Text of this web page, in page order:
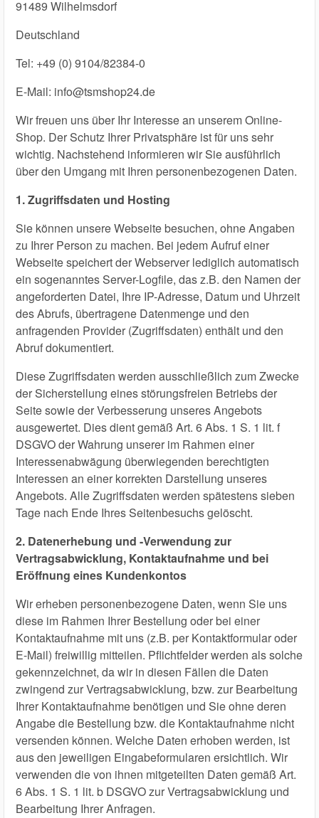
91489 Wilhelmsdorf
Deutschland
Tel: +49 (0) 9104/82384-0
E-Mail: info@tsmshop24.de
Wir freuen uns über Ihr Interesse an unserem Online-
Shop. Der Schutz Ihrer Privatsphäre ist für uns sehr
wichtig. Nachstehend informieren wir Sie ausführlich
über den Umgang mit Ihren personenbezogenen Daten.
1. Zugriffsdaten und Hosting
Sie können unsere Webseite besuchen, ohne Angaben
zu Ihrer Person zu machen. Bei jedem Aufruf einer
Webseite speichert der Webserver lediglich automatisch
ein sogenanntes Server-Logfile, das z.B. den Namen der
angeforderten Datei, Ihre IP-Adresse, Datum und Uhrzeit
des Abrufs, übertragene Datenmenge und den
anfragenden Provider (Zugriffsdaten) enthält und den
Abruf dokumentiert.
Diese Zugriffsdaten werden ausschließlich zum Zwecke
der Sicherstellung eines störungsfreien Betriebs der
Seite sowie der Verbesserung unseres Angebots
ausgewertet. Dies dient gemäß Art. 6 Abs. 1 S. 1 lit. f
DSGVO der Wahrung unserer im Rahmen einer
Interessenabwägung überwiegenden berechtigten
Interessen an einer korrekten Darstellung unseres
Angebots. Alle Zugriffsdaten werden spätestens sieben
Tage nach Ende Ihres Seitenbesuchs gelöscht.
2. Datenerhebung und -Verwendung zur
Vertragsabwicklung, Kontaktaufnahme und bei
Eröffnung eines Kundenkontos
Wir erheben personenbezogene Daten, wenn Sie uns
diese im Rahmen Ihrer Bestellung oder bei einer
Kontaktaufnahme mit uns (z.B. per Kontaktformular oder
E-Mail) freiwillig mitteilen. Pflichtfelder werden als solche
gekennzeichnet, da wir in diesen Fällen die Daten
zwingend zur Vertragsabwicklung, bzw. zur Bearbeitung
Ihrer Kontaktaufnahme benötigen und Sie ohne deren
Angabe die Bestellung bzw. die Kontaktaufnahme nicht
versenden können. Welche Daten erhoben werden, ist
aus den jeweiligen Eingabeformularen ersichtlich. Wir
verwenden die von ihnen mitgeteilten Daten gemäß Art.
6 Abs. 1 S. 1 lit. b DSGVO zur Vertragsabwicklung und
Bearbeitung Ihrer Anfragen.